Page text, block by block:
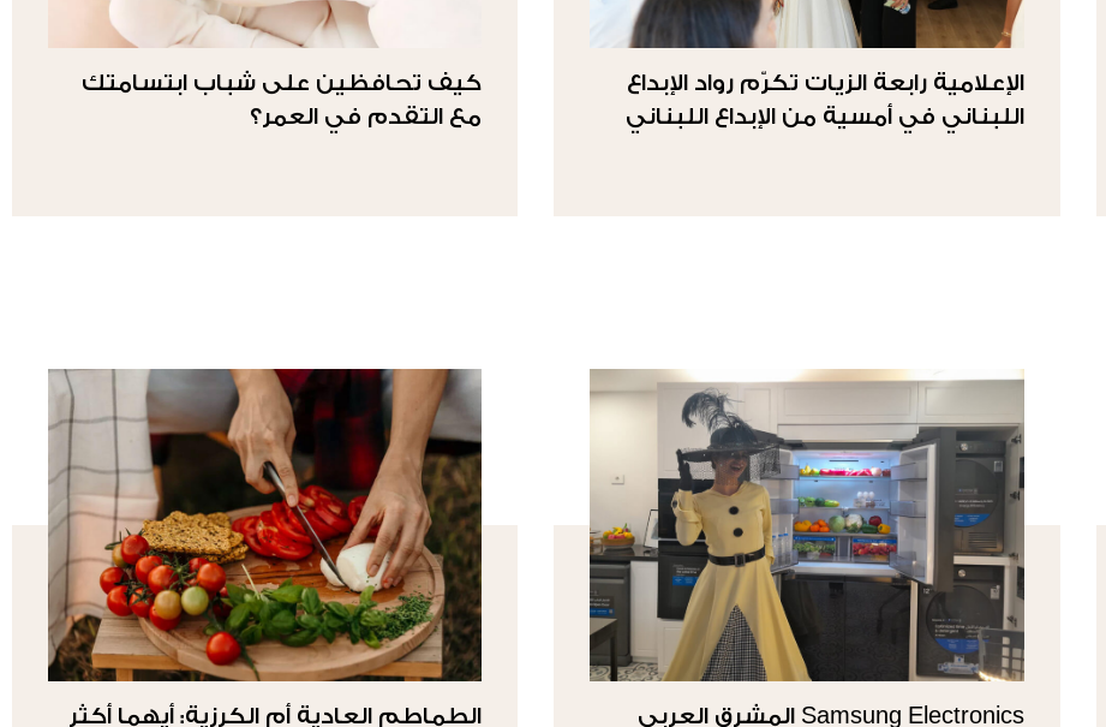
الإعلامية رابعة الزيات تكرّم رواد الإبداع
اللبناني في أمسية من الإبداع اللبناني
كيف تحافظين على شباب ابتسامتك
مع التقدم في العمر؟
Samsung Electronics المشرق العربي الطماطم العادية أم الكرزية: أيهما أكثر